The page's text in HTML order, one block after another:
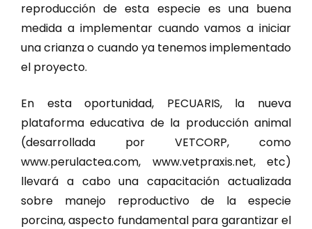
reproducción de esta especie es una buena
medida a implementar cuando vamos a iniciar
una crianza o cuando ya tenemos implementado
el proyecto.
En esta oportunidad, PECUARIS, la nueva
plataforma educativa de la producción animal
(desarrollada por VETCORP, como
www.perulactea.com, www.vetpraxis.net, etc)
llevará a cabo una capacitación actualizada
sobre manejo reproductivo de la especie
porcina, aspecto fundamental para garantizar el